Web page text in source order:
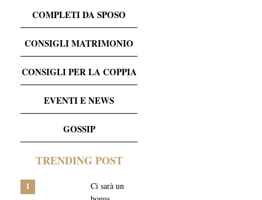
COMPLETI DA SPOSO
CONSIGLI MATRIMONIO
CONSIGLI PER LA COPPIA
EVENTI E NEWS
GOSSIP
TRENDING POST
Ci sarà un
1